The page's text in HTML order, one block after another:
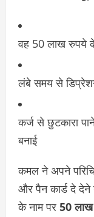
वह 50 लाख रुपये
लंबे समय से
कर्ज से छुटकारा
बनाई
कमल ने अपने
और पैन कार्ड दे
के नाम पर 50 लाख